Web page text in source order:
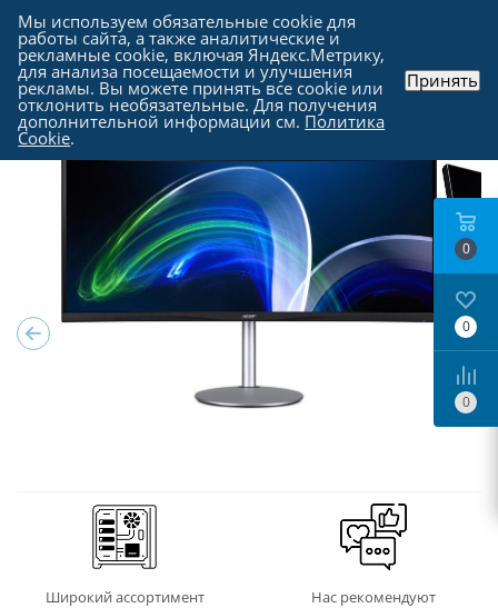
Каталог - Мониторы
Широкий ассортимент Нас рекомендуют
0
0
0
Мы используем обязательные cookie для
работы сайта, а также аналитические и
рекламные cookie, включая Яндекс.Метрику,
для анализа посещаемости и улучшения
рекламы. Вы можете принять все cookie или
отклонить необязательные. Для получения
дополнительной информации см. Политика
Cookie.
Принять